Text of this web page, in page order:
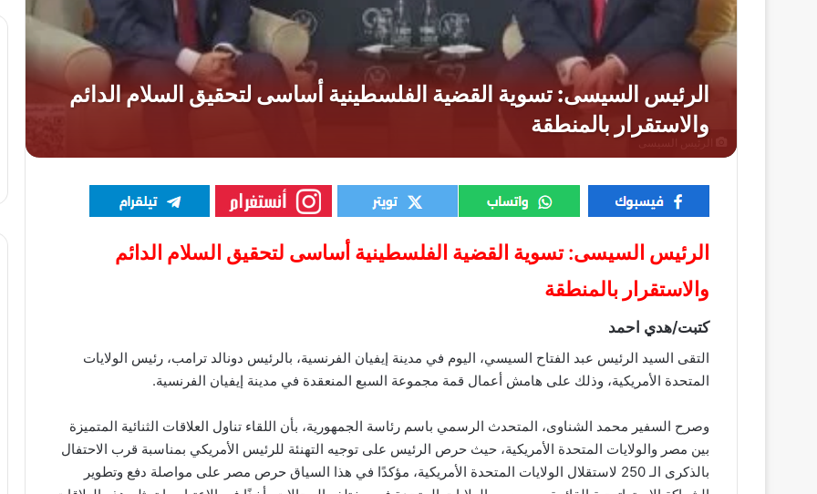
الرئيس السيسى
الرئيس السيسى: تسوية القضية الفلسطينية أساسى لتحقيق السلام الدائم
والاستقرار بالمنطقة
كتبت/هدي احمد
التقى السيد الرئيس عبد الفتاح السيسي، اليوم في مدينة إيفيان الفرنسية، بالرئيس دونالد ترامب، رئيس الولايات
المتحدة الأمريكية، وذلك على هامش أعمال قمة مجموعة السبع المنعقدة في مدينة إيفيان الفرنسية.
وصرح السفير محمد الشناوى، المتحدث الرسمي باسم رئاسة الجمهورية، بأن اللقاء تناول العلاقات الثنائية المتميزة
بين مصر والولايات المتحدة الأمريكية، حيث حرص الرئيس على توجيه التهنئة للرئيس الأمريكي بمناسبة قرب الاحتفال
بالذكرى الـ 250 لاستقلال الولايات المتحدة الأمريكية، مؤكدًا في هذا السياق حرص مصر على مواصلة دفع وتطوير